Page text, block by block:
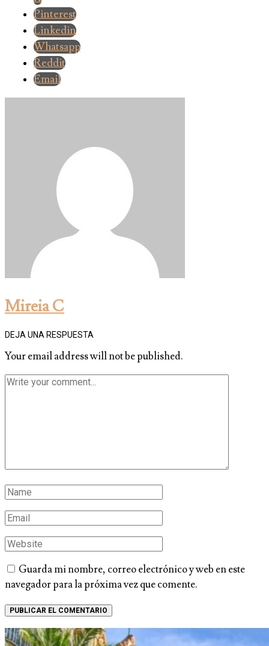
Pinterest
Linkedin
Whatsapp
Reddit
Email
Mireia C
DEJA UNA RESPUESTA
Your email address will not be published.
Guarda mi nombre, correo electrónico y web en este
navegador para la próxima vez que comente.